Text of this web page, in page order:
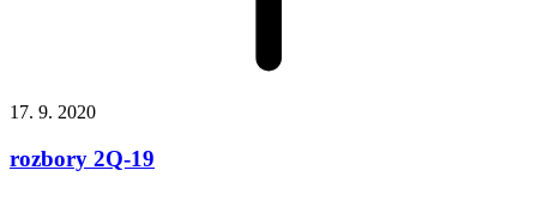
17. 9. 2020
rozbory 2Q-19